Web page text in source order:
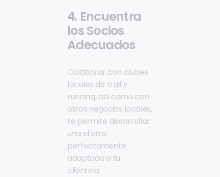
4. Encuentra
los Socios
Adecuados
Colaborar con clubes
locales de trail y
running, así como con
otros negocios locales,
te permite desarrollar
una oferta
perfectamente
adaptada a tu
clientela.